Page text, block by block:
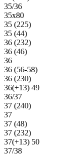
35/36
35х80
35 (225)
35 (44)
36 (232)
36 (46)
36
36 (56-58)
36 (230)
36(+13) 49
36/37
37 (240)
37
37 (48)
37 (232)
37(+13) 50
37/38